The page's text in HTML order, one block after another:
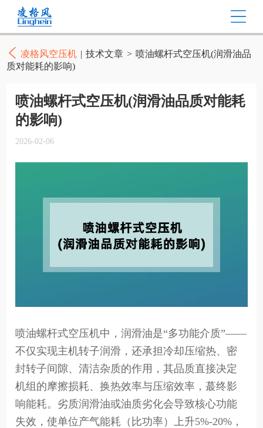
凌格风空压机 | 技术文章 > 喷油螺杆式空压机(润滑油品
质对能耗的影响)
喷油螺杆式空压机(润滑油品质对能耗
的影响)
2026-02-06
喷油螺杆式空压机中，润滑油是“多功能介质”——
不仅实现主机转子润滑，还承担冷却压缩热、密
封转子间隙、清洁杂质的作用，其品质直接决定
机组的摩擦损耗、换热效率与压缩效率，蕞终影
响能耗。劣质润滑油或油质劣化会导致核心功能
失效，使单位产气能耗（比功率）上升5%-20%，